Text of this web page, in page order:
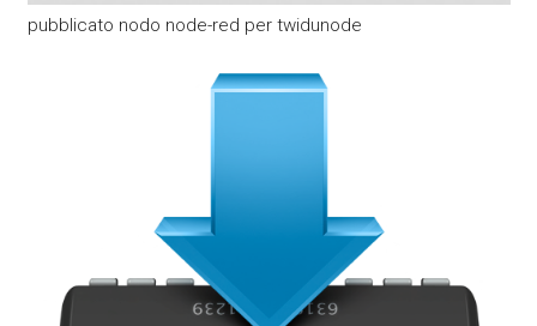
pubblicato nodo node-red per twidunode